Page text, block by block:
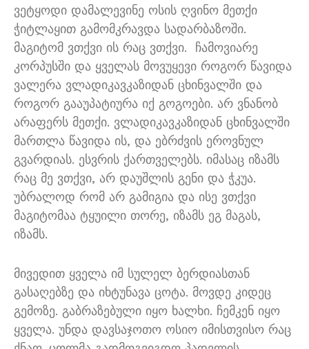
ვეტყოდი დამალევინე ოსის ღვინო მეთქი
ჭიტლაყით გამომკრავდა სადარბაზოში.
მაგიტომ ვთქვი ის რაც ვთქვი.
ჩამოვიარე
კორპუსში და ყველას მოვუყევი როგორ წავიდა
ვალერა ვლადიკავკაზიდან ცხინვალში და
როგორ გააუპატიურა იქ გოგოები. არ ვნანობ
არაფერს მეთქი. ვლადიკავკაზიდან ცხინვალში
მართლა წავიდა ის, და ებრძვის ეროვნულ
გვარდიას. ესვრის ქართველებს. იმასაც იზამს
რაც მე ვთქვი, არ დაუშლის გენი და ჭკუა.
უბრალოდ რომ არ გამიგია და ისე ვთქვი
მაგიტომაა ტყუილი თორე, იზამს ეგ მაგას,
იზამს.
მივედით ყველა იმ სულელ ბერდიასთან
გასაღებზე და იხტუნავა ცოტა. მოვდე კიდეც
გემოზე. გაბრაზებული იყო ხალხი. ჩემკენ იყო
ყველა. უნდა დავსაჯოთო ოსიო იმისთვისო რაც